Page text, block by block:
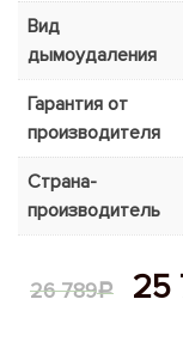
Вид
дымоудаления
Гарантия от
производителя
Страна-
производитель
26 789Р 25